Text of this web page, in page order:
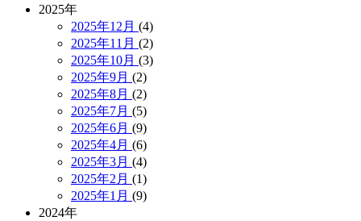
2025年
2025年12月 (4)
2025年11月 (2)
2025年10月 (3)
2025年9月 (2)
2025年8月 (2)
2025年7月 (5)
2025年6月 (9)
2025年4月 (6)
2025年3月 (4)
2025年2月 (1)
2025年1月 (9)
2024年